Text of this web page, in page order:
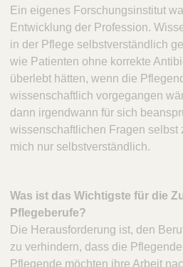
Ein eigenes Forschungsinstitut
Entwicklung der Profession.
in der Pflege selbstverständlich
wie Patienten ohne korrekte
überlebt hätten, wenn die
wissenschaftlich vorgegangen
dann irgendwann für sich
wissenschaftlichen Fragen selbst
mich nur selbstverständlich.
Was ist das Wichtigste für die
Pflegeberufe?
Die Herausforderung ist, den
zu verhindern, dass die
Pflegende möchten ihre Arbeit